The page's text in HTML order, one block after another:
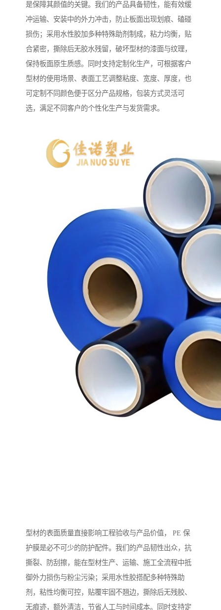
是保障其颜值的关键。我们的产品具备韧性，能有效缓
冲运输、安装中的外力冲击，防止板面出现划痕、磕碰
损伤；采用水性胶加多种特殊助剂制成，粘力均衡，贴
合紧密，撕除后无胶水残留，破坏型材的漆面与纹理，
保持板面原生质感。同时支持定制化生产，可根据客户
型材的使用场景、表面工艺调整粘度、宽度、厚度，也
可定制不同颜色便于区分产品规格，包装方式灵活可
选，满足不同客户的个性化生产与发货需求。
型材的表面质量直接影响工程验收与产品价值， PE 保
护膜是必不可少的防护配件。我们的产品韧性出众，抗
撕裂、防刮擦，能在型材生产、运输、施工全流程中抵
御外力损伤与粉尘污染；采用水性胶搭配多种特殊助
剂，粘性均衡可控，贴覆牢固不翘边，撕除后无残胶、
无痕迹，额外清洁，节省人工与时间成本。同时支持定